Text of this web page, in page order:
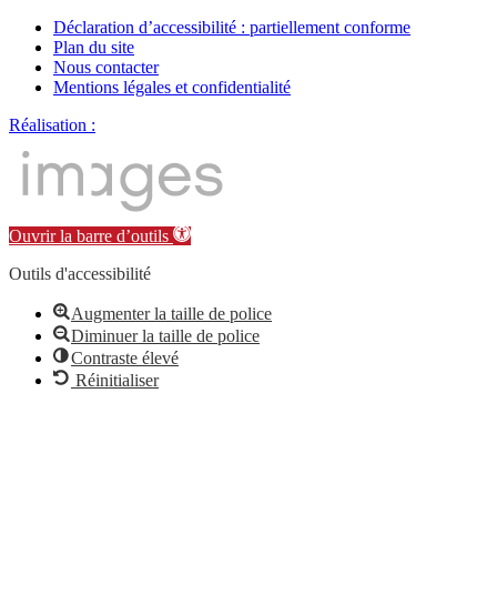
Déclaration d’accessibilité : partiellement conforme
Plan du site
Nous contacter
Mentions légales et confidentialité
Réalisation :
Ouvrir la barre d’outils
Outils d'accessibilité
Augmenter la taille de police
Diminuer la taille de police
Contraste élevé
Réinitialiser